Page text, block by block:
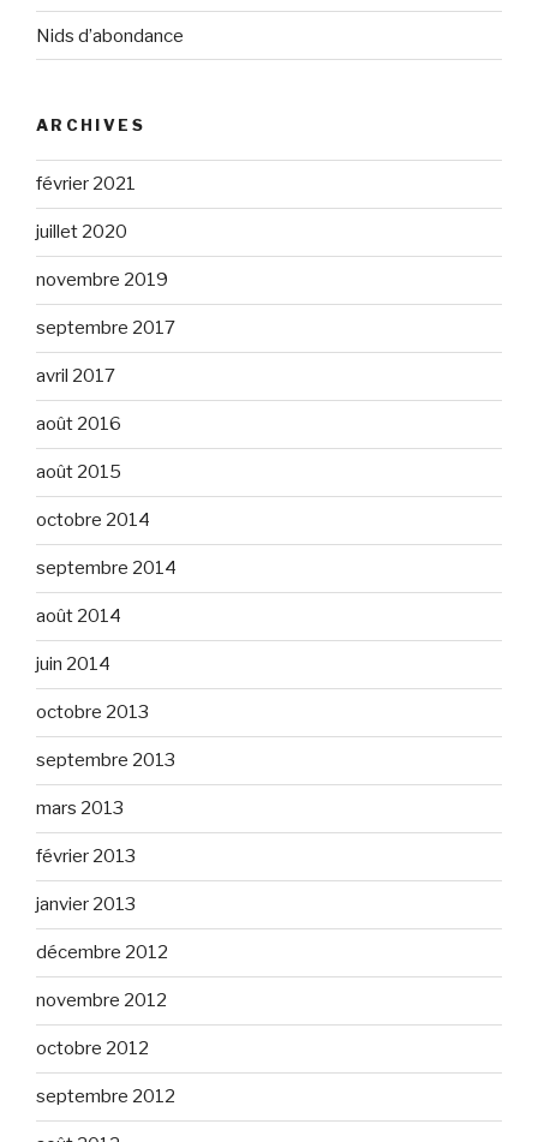
Nids d’abondance
ARCHIVES
février 2021
juillet 2020
novembre 2019
septembre 2017
avril 2017
août 2016
août 2015
octobre 2014
septembre 2014
août 2014
juin 2014
octobre 2013
septembre 2013
mars 2013
février 2013
janvier 2013
décembre 2012
novembre 2012
octobre 2012
septembre 2012